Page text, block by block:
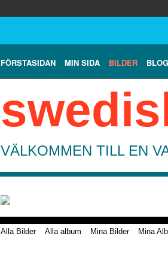
FÖRSTASIDAN MIN SIDA BILDER
VÄLKOMMEN TILL EN
Alla Bilder Alla album Mina Bilder Mina